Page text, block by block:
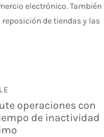
electrónico. También
reposición de tiendas y las
operaciones con
de inactividad